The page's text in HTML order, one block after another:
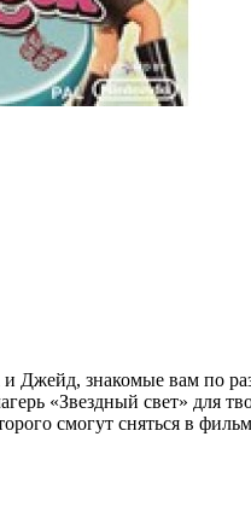
знакомые вам по
«Звездный свет» для
смогут сняться в